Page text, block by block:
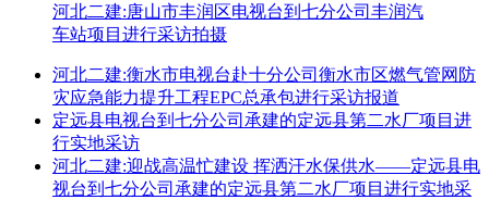
河北二建:唐山市丰润区电视台到七分公司丰润汽
车站项目进行采访拍摄
河北二建:衡水市电视台赴十分公司衡水市区燃气管网防
灾应急能力提升工程EPC总承包进行采访报道
定远县电视台到七分公司承建的定远县第二水厂项目进
行实地采访
河北二建:迎战高温忙建设 挥洒汗水保供水——定远县电
视台到七分公司承建的定远县第二水厂项目进行实地采